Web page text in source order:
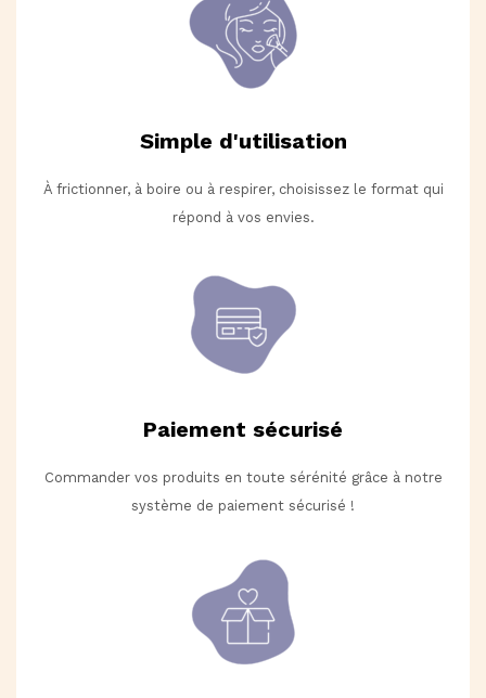
Simple d'utilisation
À frictionner, à boire ou à respirer, choisissez le format qui
répond à vos envies.
Paiement sécurisé
Commander vos produits en toute sérénité grâce à notre
système de paiement sécurisé !